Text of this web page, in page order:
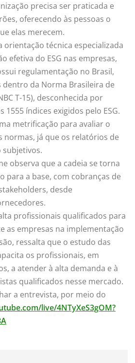
precisa ser praticada e
oferecendo às pessoas o
elas merecem.
orientação técnica especializada
efetiva do ESG nas empresas,
regulamentação no Brasil,
dentro da Norma Brasileira de
T-15), desconhecida por
1555 índices exigidos pelo ESG.
metrificação para avaliar o
normas, já que os relatórios de
subjetivos.
observa que a cadeia se torna
para a base, com cobranças de
desde
profissionais qualificados para
as empresas na implementação
ressalta que o estudo das
os profissionais, em
a atender à alta demanda e à
qualificados nesse mercado.
a entrevista, por meio do
live/4NTyXeS3gOM?